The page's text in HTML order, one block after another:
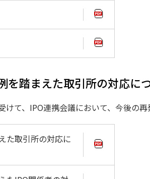
を踏まえた取引所の対応に
て、IPO連携会議において、今後の
た取引所の対応に